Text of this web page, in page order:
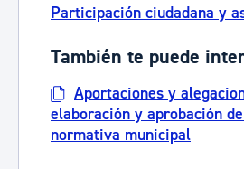
Participación ciudadana y
También te puede
Aportaciones y
elaboración y aprobación
normativa municipal